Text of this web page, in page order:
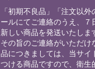
「初期不良品」「注文以
ールにてご連絡のうえ、７
新しい商品を発送いたし
その旨のご連絡がいただけ
品につきましては、当サイ
つける商品ですので、衛生